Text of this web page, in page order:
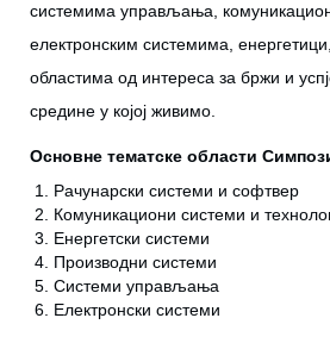
системима управљања,
електронским системима,
областима од интереса за бржи и
средине у којој живимо.
Основне тематске области
Рачунарски системи и софтвер
Комуникациони системи и
Енергетски системи
Производни системи
Системи управљања
Електронски системи